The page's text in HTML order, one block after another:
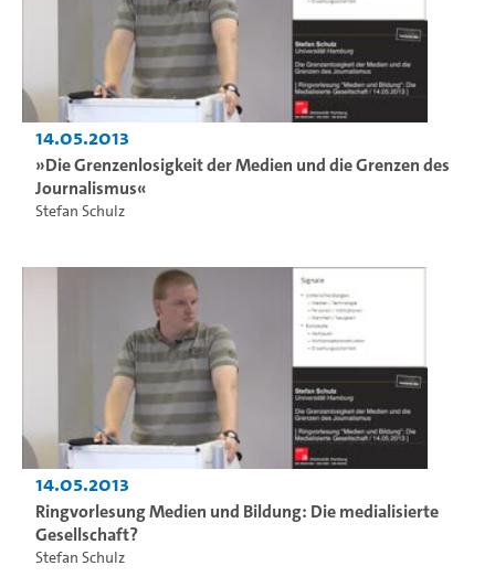
14.05.2013
»Die Grenzenlosigkeit der Medien und die Grenzen des
Journalismus«
Stefan Schulz
14.05.2013
Ringvorlesung Medien und Bildung: Die medialisierte
Gesellschaft?
Stefan Schulz